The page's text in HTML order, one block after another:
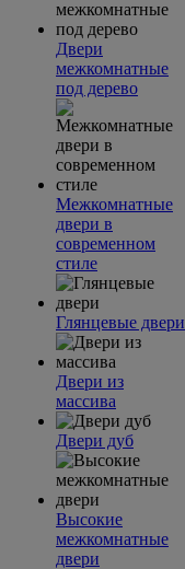
Двери
межкомнатные
под дерево
Межкомнатные
двери в
современном
стиле
Глянцевые двери
Двери из
массива
Двери дуб
Высокие
межкомнатные
двери